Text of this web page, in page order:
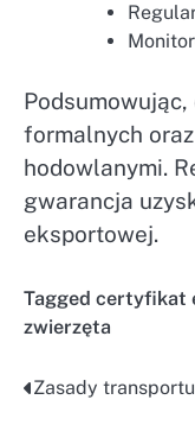
formalnych
hodowlanymi.
gwarancja
eksportowej.
Tagged certyfikat
zwierzęta
Nawigacja
Zasady